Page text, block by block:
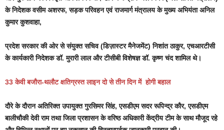
के निदेशक वसीम अशरफ, सड़क परिवहन एवं राजमार्ग मंत्रालय के मुख्य अभियंता अनिल
कुमार कुशवाहा,
प्रदेश सरकार की ओर से संयुक्त सचिव (डिज़ास्टर मैनेजमेंट) निशांत ठाकुर, एचआरटीसी
के कार्यकारी निदेशक डॉ. मुरारी लाल और टीसीबी विशेषज्ञ डॉ. कृष्ण चंद शामिल थे।
33 केवी बजौरा-थलौट क्षतिग्रस्त लाइन दो से तीन दिन में होगी बहाल
दौरे के दौरान अतिरिक्त उपायुक्त गुरसिमर सिंह, एसडीएम सदर रूपिन्द्र कौर, एसडीएम
बालीचौकी देवी राम तथा जिला प्रशासन के वरिष्ठ अधिकारी केंद्रीय टीम के साथ मौजूद रहे